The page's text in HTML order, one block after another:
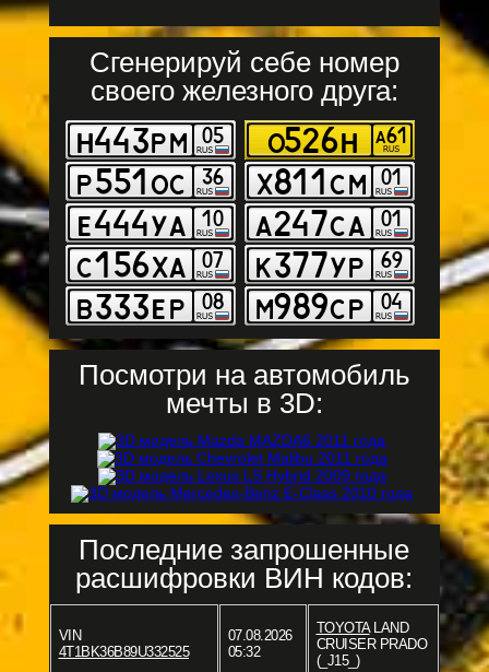
Сгенерируй себе номер
своего железного друга:
Посмотри на автомобиль
мечты в 3D:
Последние запрошенные
расшифровки ВИН кодов:
VIN
4T1BK36B89U332525
07.08.2026
05:32
TOYOTALAND
CRUISER PRADO
(_J15_)